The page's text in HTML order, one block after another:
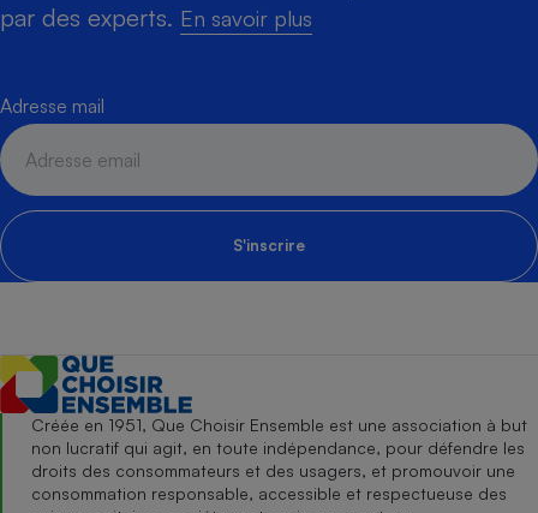
par des experts. En savoir plus
Adresse mail
S'inscrire
Créée en 1951, Que Choisir Ensemble est une association à but
non lucratif qui agit, en toute indépendance, pour défendre les
droits des consommateurs et des usagers, et promouvoir une
consommation responsable, accessible et respectueuse des